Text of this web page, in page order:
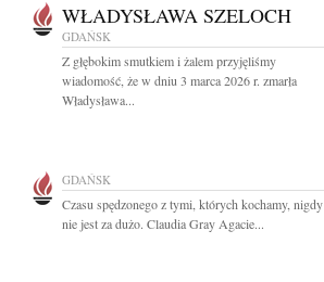
WŁADYSŁAWA SZELOCH
GDAŃSK
Z głębokim smutkiem i żalem przyjęliśmy
wiadomość, że w dniu 3 marca 2026 r. zmarła
Władysława...
GDAŃSK
Czasu spędzonego z tymi, których kochamy, nigdy
nie jest za dużo. Claudia Gray Agacie...